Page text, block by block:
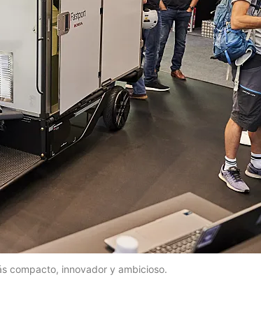
compacto, innovador y ambicioso.